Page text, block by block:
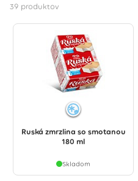
39 produktov
Ruská zmrzlina so smotanou
180 ml
Skladom